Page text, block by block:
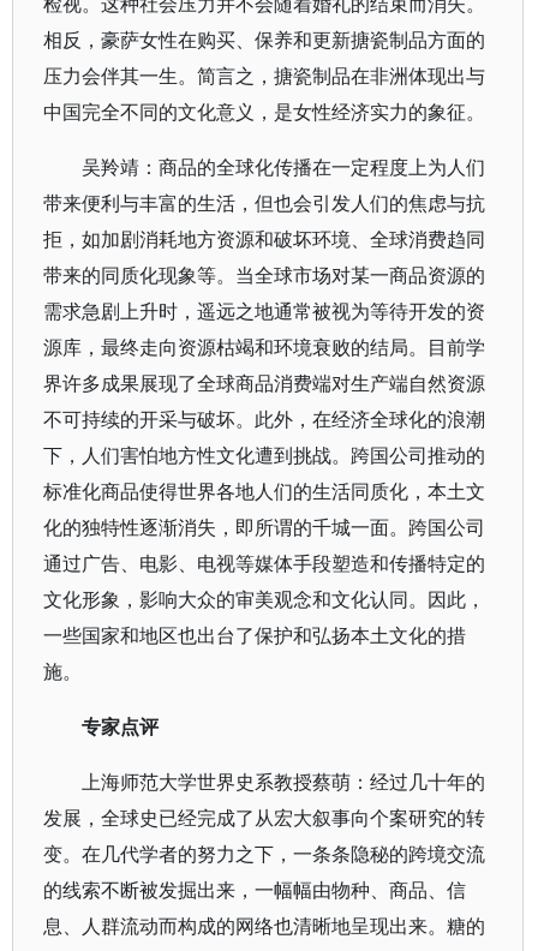
相反，豪萨女性在购买、保养和更新搪瓷制品方面的
压力会伴其一生。简言之，搪瓷制品在非洲体现出与
中国完全不同的文化意义，是女性经济实力的象征。
吴羚靖：商品的全球化传播在一定程度上为人们
带来便利与丰富的生活，但也会引发人们的焦虑与抗
拒，如加剧消耗地方资源和破坏环境、全球消费趋同
带来的同质化现象等。当全球市场对某一商品资源的
需求急剧上升时，遥远之地通常被视为等待开发的资
源库，最终走向资源枯竭和环境衰败的结局。目前学
界许多成果展现了全球商品消费端对生产端自然资源
不可持续的开采与破坏。此外，在经济全球化的浪潮
下，人们害怕地方性文化遭到挑战。跨国公司推动的
标准化商品使得世界各地人们的生活同质化，本土文
化的独特性逐渐消失，即所谓的千城一面。跨国公司
通过广告、电影、电视等媒体手段塑造和传播特定的
文化形象，影响大众的审美观念和文化认同。因此，
一些国家和地区也出台了保护和弘扬本土文化的措
施。
专家点评
上海师范大学世界史系教授蔡萌：经过几十年的
发展，全球史已经完成了从宏大叙事向个案研究的转
变。在几代学者的努力之下，一条条隐秘的跨境交流
的线索不断被发掘出来，一幅幅由物种、商品、信
息、人群流动而构成的网络也清晰地呈现出来。糖的